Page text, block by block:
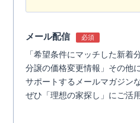
メール配信 必須
「希望条件にマッチした新着
分譲の価格変更情報」その他
サポートするメールマガジン
ぜひ「理想の家探し」にご活